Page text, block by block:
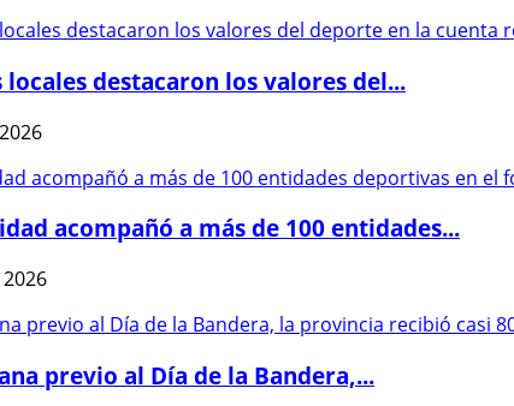
locales destacaron los valores del...
acompañó a más de 100 entidades...
2026
previo al Día de la Bandera,...